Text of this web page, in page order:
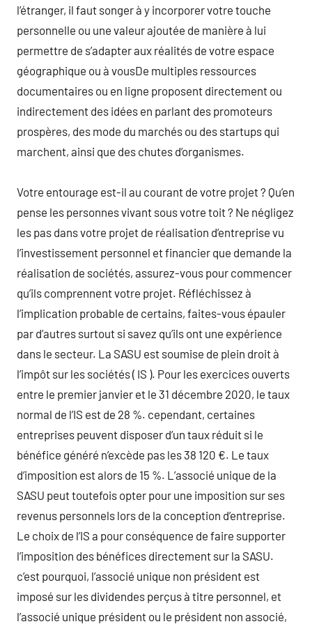
l’étranger, il faut songer à y incorporer votre touche
personnelle ou une valeur ajoutée de manière à lui
permettre de s’adapter aux réalités de votre espace
géographique ou à vousDe multiples ressources
documentaires ou en ligne proposent directement ou
indirectement des idées en parlant des promoteurs
prospères, des mode du marchés ou des startups qui
marchent, ainsi que des chutes d’organismes.
Votre entourage est-il au courant de votre projet ? Qu’en
pense les personnes vivant sous votre toit ? Ne négligez
les pas dans votre projet de réalisation d’entreprise vu
l’investissement personnel et financier que demande la
réalisation de sociétés, assurez-vous pour commencer
qu’ils comprennent votre projet. Réfléchissez à
l’implication probable de certains, faites-vous épauler
par d’autres surtout si savez qu’ils ont une expérience
dans le secteur. La SASU est soumise de plein droit à
l’impôt sur les sociétés ( IS ). Pour les exercices ouverts
entre le premier janvier et le 31 décembre 2020, le taux
normal de l’IS est de 28 %. cependant, certaines
entreprises peuvent disposer d’un taux réduit si le
bénéfice généré n’excède pas les 38 120 €. Le taux
d’imposition est alors de 15 %. L’associé unique de la
SASU peut toutefois opter pour une imposition sur ses
revenus personnels lors de la conception d’entreprise.
Le choix de l’IS a pour conséquence de faire supporter
l’imposition des bénéfices directement sur la SASU.
c’est pourquoi, l’associé unique non président est
imposé sur les dividendes perçus à titre personnel, et
l’associé unique président ou le président non associé,